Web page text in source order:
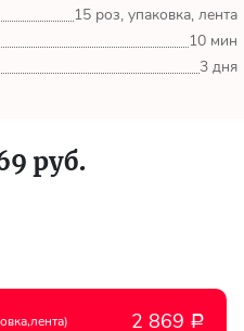
15 роз, упаковка, лента
10 мин
3 дня
руб.
2 869 Р